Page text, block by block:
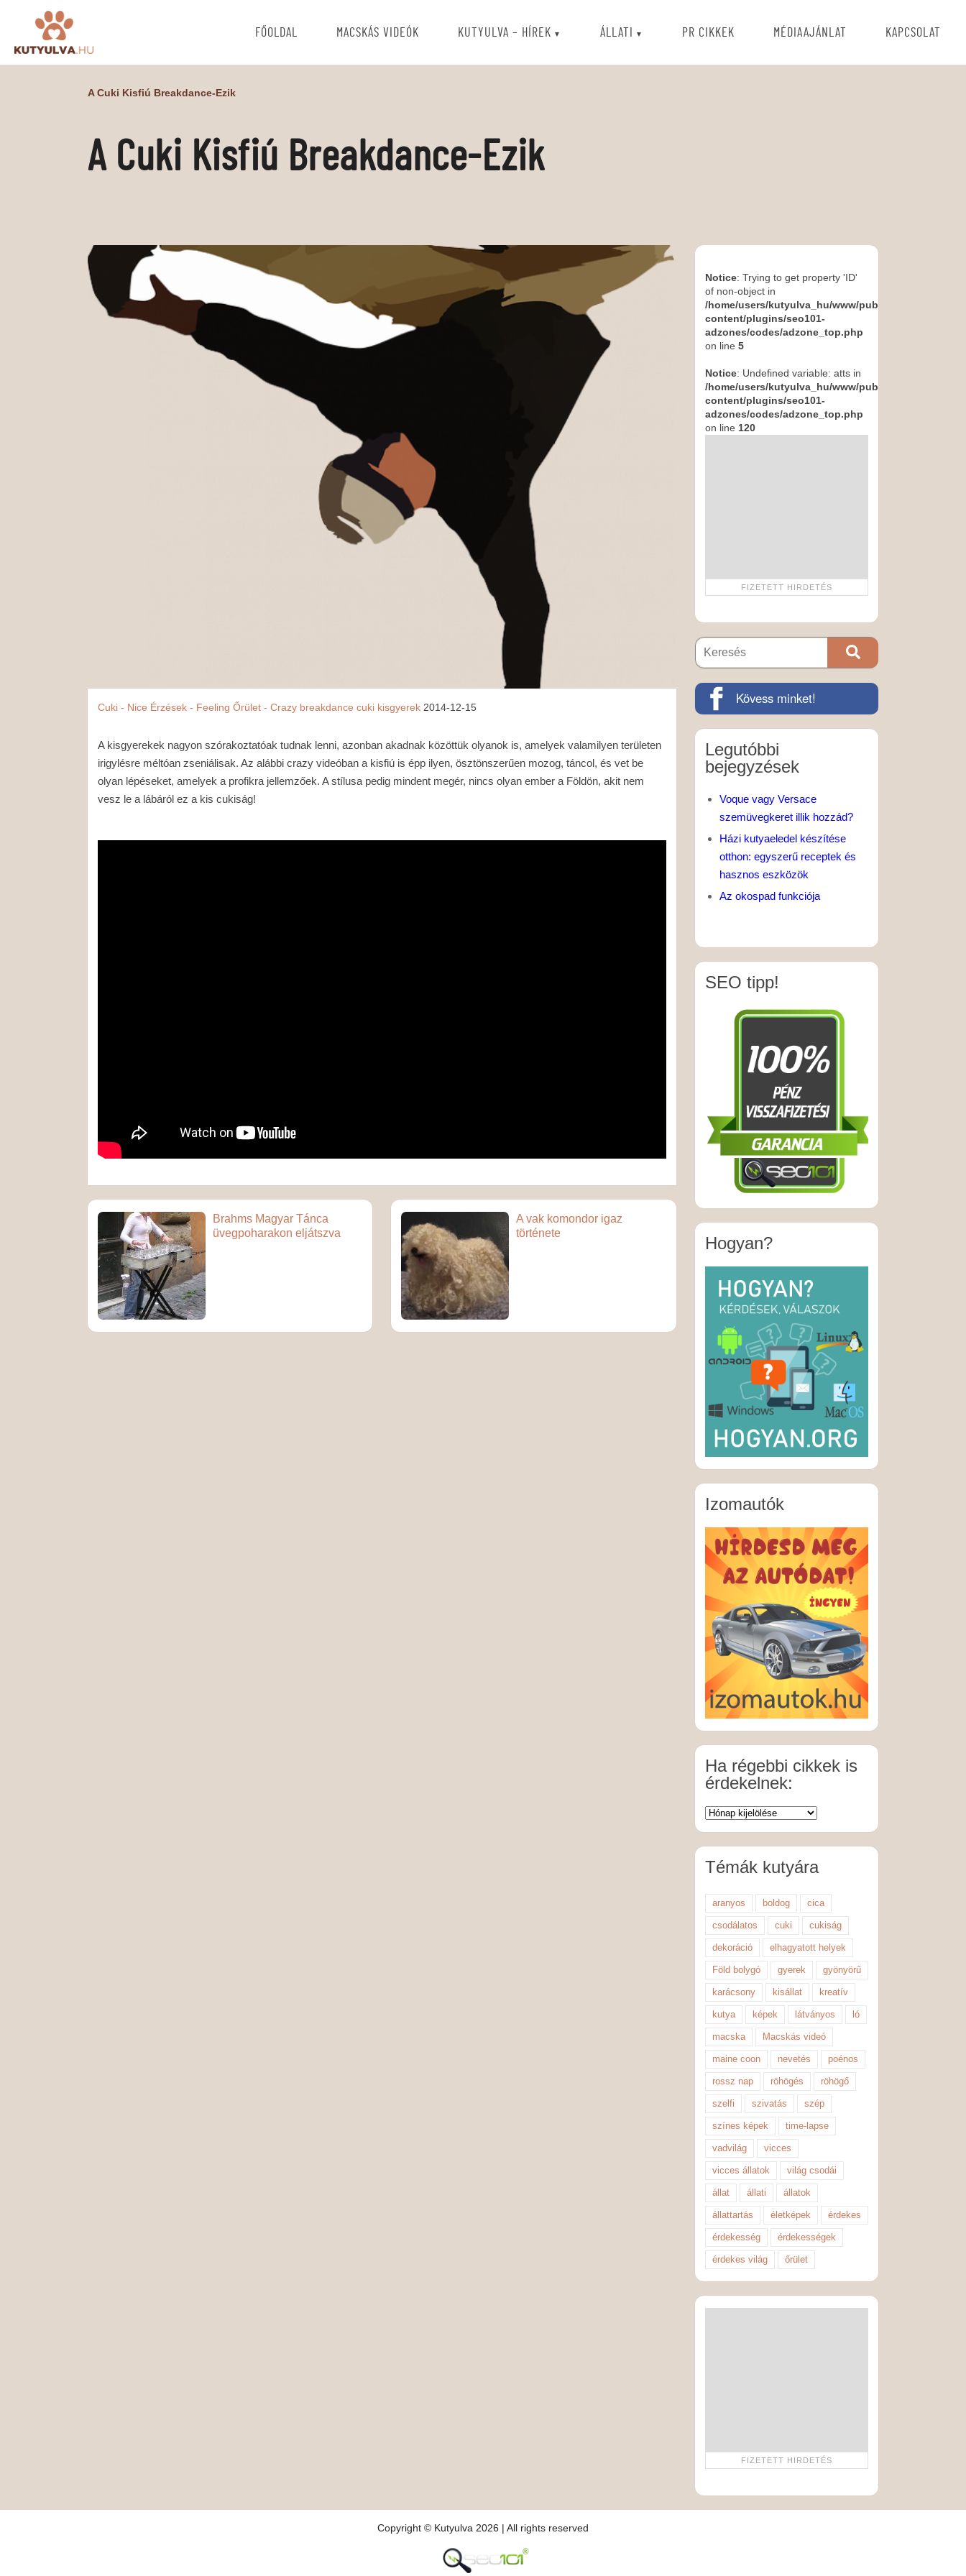
FŐOLDAL MACSKÁS VIDEÓK KUTYULVA – HÍREK ÁLLATI PR CIKKEK MÉDIAAJÁNLAT KAPCSOLAT
A Cuki Kisfiú Breakdance-Ezik
A Cuki Kisfiú Breakdance-Ezik
Cuki - Nice Érzések - Feeling Őrület - Crazy breakdance cuki kisgyerek 2014-12-15
A kisgyerekek nagyon szórakoztatóak tudnak lenni, azonban akadnak közöttük olyanok is, amelyek valamilyen területen
irigylésre méltóan zseniálisak. Az alábbi crazy videóban a kisfiú is épp ilyen, ösztönszerűen mozog, táncol, és vet be
olyan lépéseket, amelyek a profikra jellemzőek. A stílusa pedig mindent megér, nincs olyan ember a Földön, akit nem
vesz le a lábáról ez a kis cukiság!
Brahms Magyar Tánca
üvegpoharakon eljátszva
A vak komondor igaz
története
Notice: Trying to get property 'ID'
of non-object in
/home/users/kutyulva_hu/www/public_html/wp-
content/plugins/seo101-
adzones/codes/adzone_top.php
on line 5
Notice: Undefined variable: atts in
/home/users/kutyulva_hu/www/public_html/wp-
content/plugins/seo101-
adzones/codes/adzone_top.php
on line 120
Kövess minket!
Legutóbbi
bejegyzések
Voque vagy Versace
szemüvegkeret illik hozzád?
Házi kutyaeledel készítése
otthon: egyszerű receptek és
hasznos eszközök
Az okospad funkciója
SEO tipp!
Hogyan?
Izomautók
Ha régebbi cikkek is
érdekelnek:
Témák kutyára
aranyos boldog cica
csodálatos cuki cukiság
dekoráció elhagyatott helyek
Föld bolygó gyerek gyönyörű
karácsony kisállat kreatív
kutya képek látványos ló
macska Macskás videó
maine coon nevetés poénos
rossz nap röhögés röhögő
szelfi szivatás szép
színes képek time-lapse
vadvilág vicces
vicces állatok világ csodái
állat állati állatok
állattartás életképek érdekes
érdekesség érdekességek
érdekes világ őrület
Copyright © Kutyulva 2026 | All rights reserved